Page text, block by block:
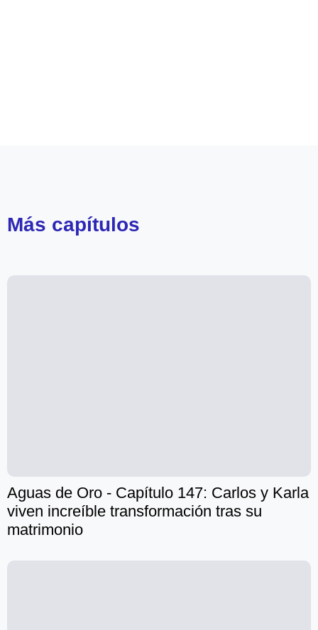
Más capítulos
Aguas de Oro - Capítulo 147: Carlos y Karla
viven increíble transformación tras su
matrimonio